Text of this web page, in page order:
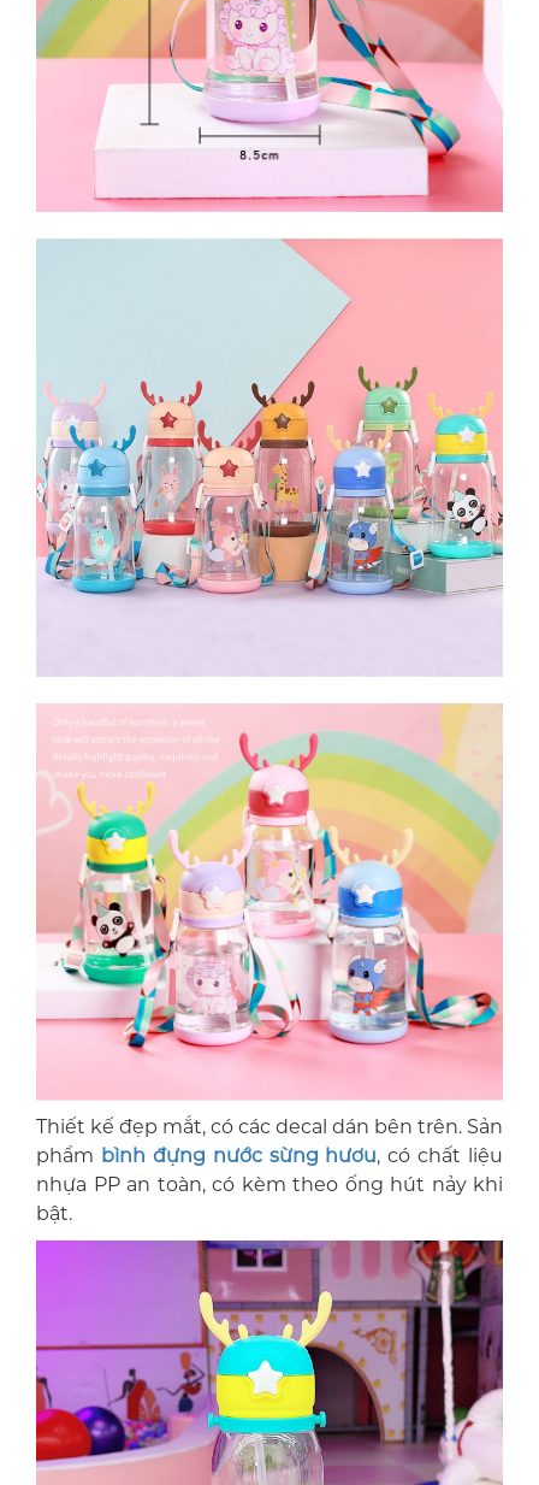
Thiết kế đẹp mắt, có các decal dán bên trên. Sản
phẩm bình đựng nước sừng hươu, có chất liệu
nhựa PP an toàn, có kèm theo ống hút nảy khi
bật.